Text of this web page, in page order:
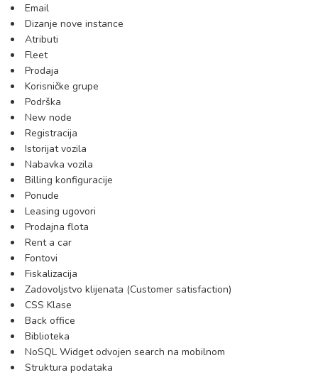
Email
Dizanje nove instance
Atributi
Fleet
Prodaja
Korisničke grupe
Podrška
New node
Registracija
Istorijat vozila
Nabavka vozila
Billing konfiguracije
Ponude
Leasing ugovori
Prodajna flota
Rent a car
Fontovi
Fiskalizacija
Zadovoljstvo klijenata (Customer satisfaction)
CSS Klase
Back office
Biblioteka
NoSQL Widget odvojen search na mobilnom
Struktura podataka